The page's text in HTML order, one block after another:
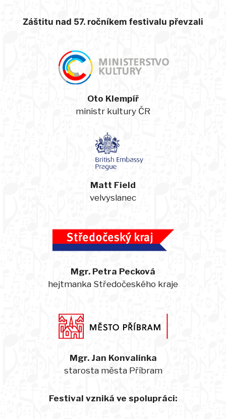
Záštitu nad 57. ročníkem festivalu převzali
Oto Klempíř
ministr kultury ČR
Matt Field
velvyslanec
Mgr. Petra Pecková
hejtmanka Středočeského kraje
Mgr. Jan Konvalinka
starosta města Příbram
Festival vzniká ve spolupráci: